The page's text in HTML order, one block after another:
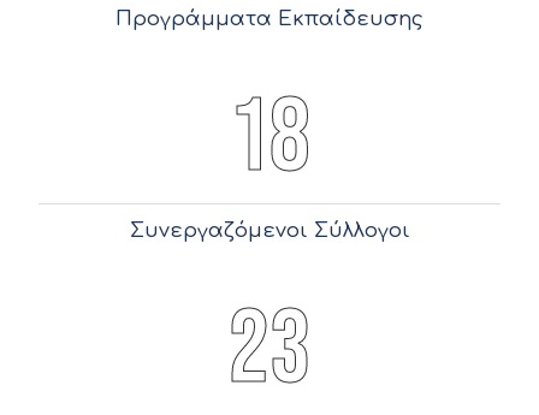
Προγράμματα Εκπαίδευσης
18
Συνεργαζόμενοι Σύλλογοι
23